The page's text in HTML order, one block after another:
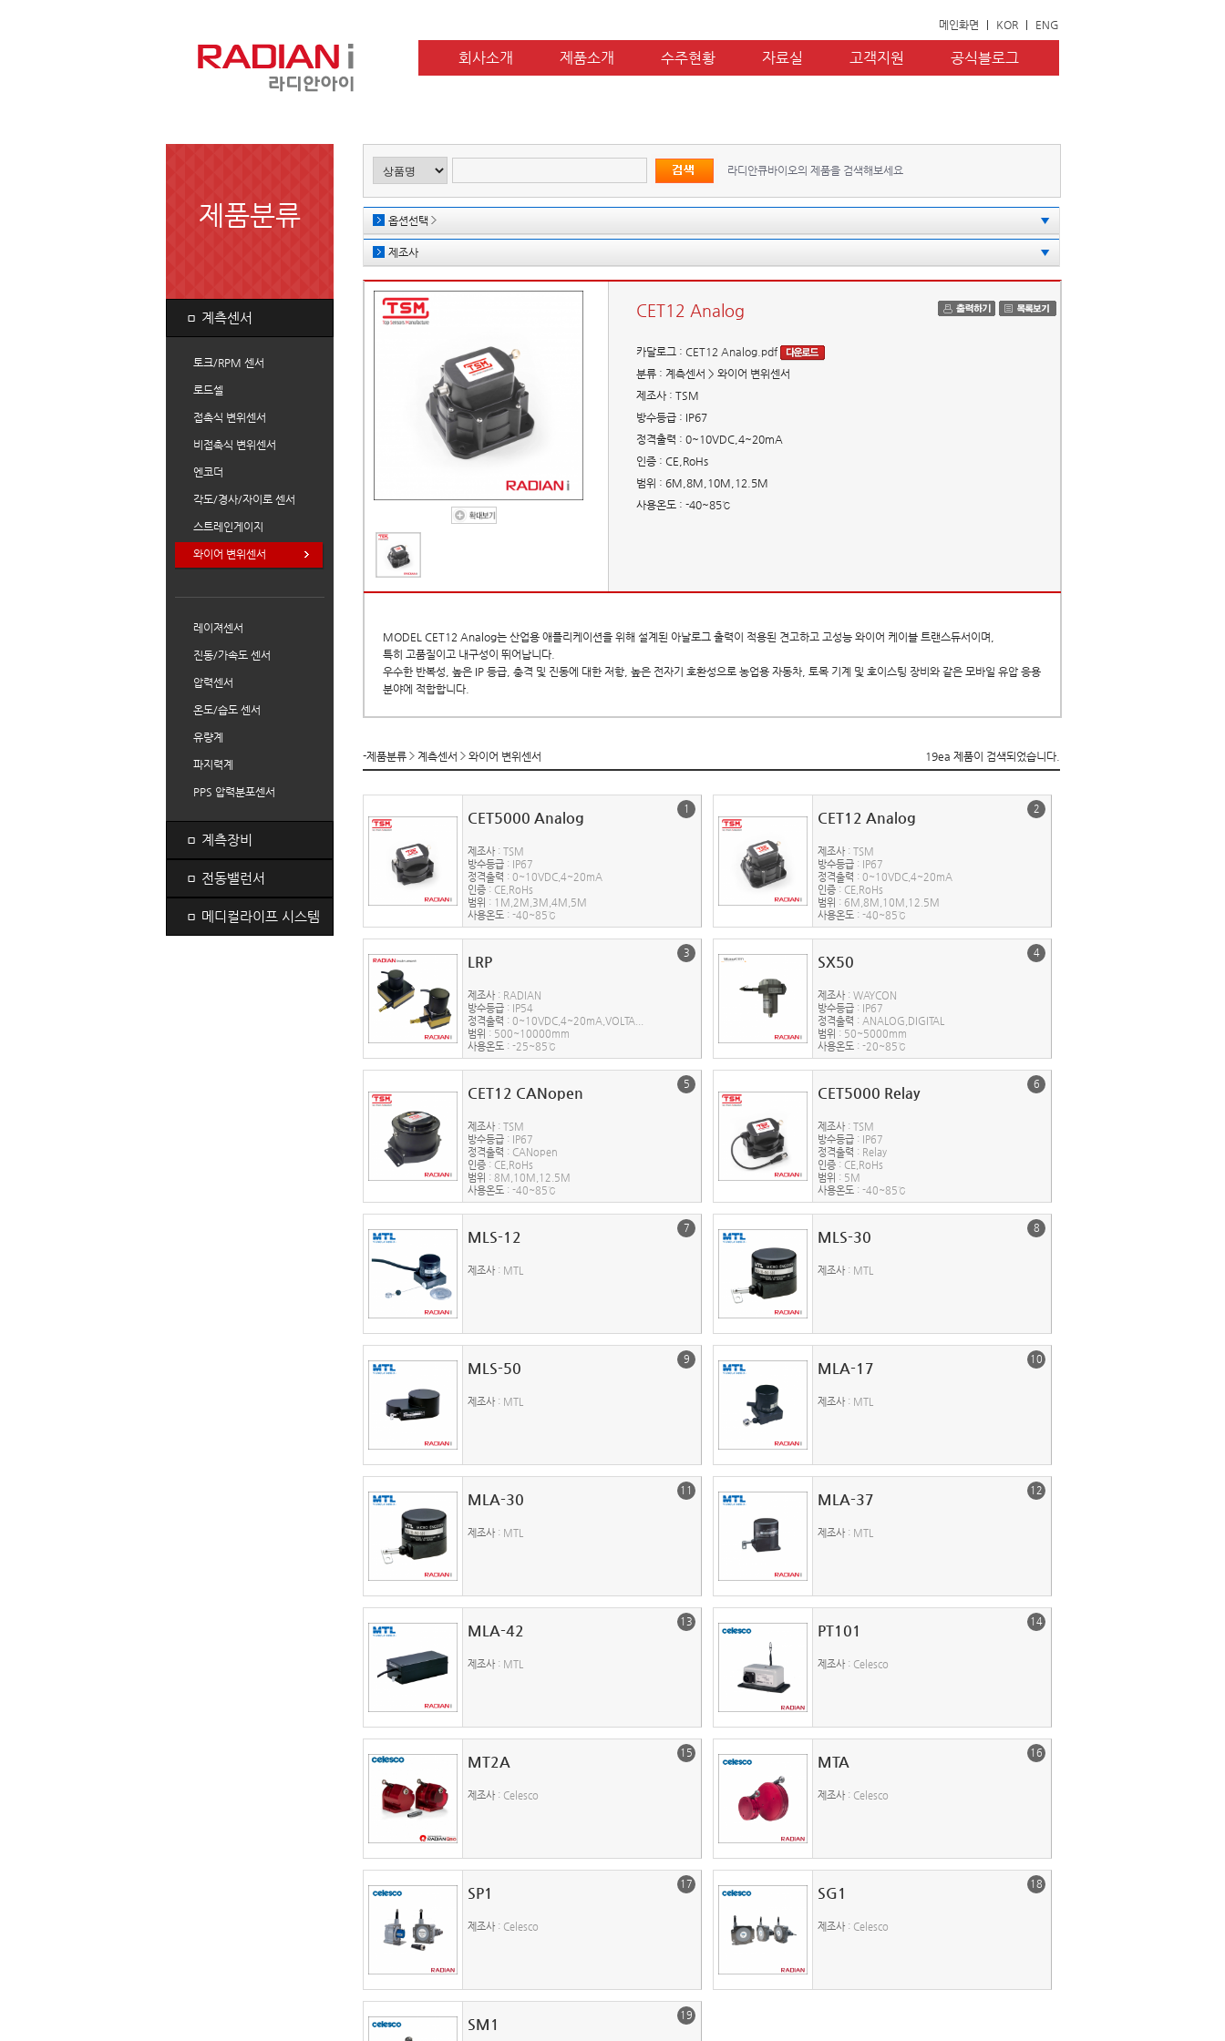
메인화면 KOR ENG
회사소개 제품소개 수주현황 자료실 고객지원 공식블로그
제품분류
ㅁ 계측센서
토크/RPM 센서
로드셀
접촉식 변위센서
비접촉식 변위센서
엔코더
각도/경사/자이로 센서
스트레인게이지
와이어 변위센서
레이져센서
진동/가속도 센서
압력센서
온도/습도 센서
유량계
파지력계
PPS 압력분포센서
ㅁ 계측장비
ㅁ 전동밸런서
ㅁ 메디컬라이프 시스템
라디안큐바이오의 제품을 검색해보세요
옵션선택 ▼
제조사 ▼
CET12 Analog
카달로그 : CET12 Analog.pdf
분류 : 계측센서 > 와이어 변위센서
제조사 : TSM
방수등급 : IP67
정격출력 : 0~10VDC,4~20mA
인증 : CE,RoHs
범위 : 6M,8M,10M,12.5M
사용온도 : -40~85℃
MODEL CET12 Analog는 산업용 애플리케이션을 위해 설계된 아날로그 출력이 적용된 견고하고 고성능 와이어 케이블 트랜스듀서이며,
특히 고품질이고 내구성이 뛰어납니다.
우수한 반복성, 높은 IP 등급, 충격 및 진동에 대한 저항, 높은 전자기 호환성으로 농업용 자동차, 토목 기계 및 호이스팅 장비와 같은 모바일 유압 응용
분야에 적합합니다.
-제품분류 계측센서 와이어 변위센서 19ea 제품이 검색되었습니다.
1
CET5000 Analog
제조사 : TSM
방수등급 : IP67
정격출력 : 0~10VDC,4~20mA
인증 : CE,RoHs
범위 : 1M,2M,3M,4M,5M
사용온도 : -40~85℃
2
CET12 Analog
제조사 : TSM
방수등급 : IP67
정격출력 : 0~10VDC,4~20mA
인증 : CE,RoHs
범위 : 6M,8M,10M,12.5M
사용온도 : -40~85℃
3
LRP
제조사 : RADIAN
방수등급 : IP54
정격출력 : 0~10VDC,4~20mA,VOLTA...
범위 : 500~10000mm
사용온도 : -25~85℃
4
SX50
제조사 : WAYCON
방수등급 : IP67
정격출력 : ANALOG,DIGITAL
범위 : 50~5000mm
사용온도 : -20~85℃
5
CET12 CANopen
제조사 : TSM
방수등급 : IP67
정격출력 : CANopen
인증 : CE,RoHs
범위 : 8M,10M,12.5M
사용온도 : -40~85℃
6
CET5000 Relay
제조사 : TSM
방수등급 : IP67
정격출력 : Relay
인증 : CE,RoHs
범위 : 5M
사용온도 : -40~85℃
7
MLS-12
제조사 : MTL
8
MLS-30
제조사 : MTL
9
MLS-50
제조사 : MTL
10
MLA-17
제조사 : MTL
11
MLA-30
제조사 : MTL
12
MLA-37
제조사 : MTL
13
MLA-42
제조사 : MTL
14
PT101
제조사 : Celesco
15
MT2A
제조사 : Celesco
16
MTA
제조사 : Celesco
17
SP1
제조사 : Celesco
18
SG1
제조사 : Celesco
19
SM1